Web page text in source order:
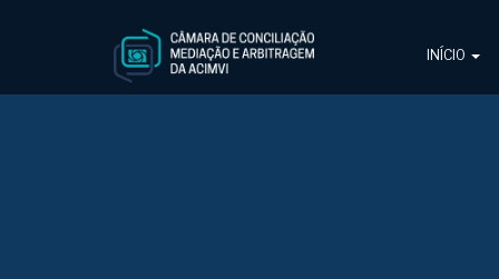
INÍCIO